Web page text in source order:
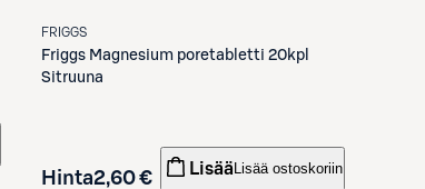
FRIGGS
Friggs Magnesium poretabletti 20kpl
Sitruuna
Hinta2,60 € Lisää Lisää ostoskoriin